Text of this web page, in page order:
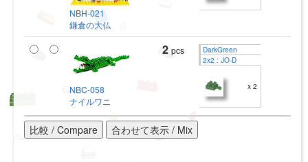
NBH-021
鎌倉の大仏
NBC-058
ナイルワニ
2 pcs
DarkGreen
2x2 : JO-D
x 2
比較 / Compare 合わせて表示 / Mix